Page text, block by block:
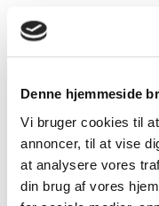
Denne hjemmeside
Vi bruger cookies til
annoncer, til at vise
at analysere vores
din brug af vores
Når man har smerter
holde kroppen i
til at slappe af og
Kontakt os